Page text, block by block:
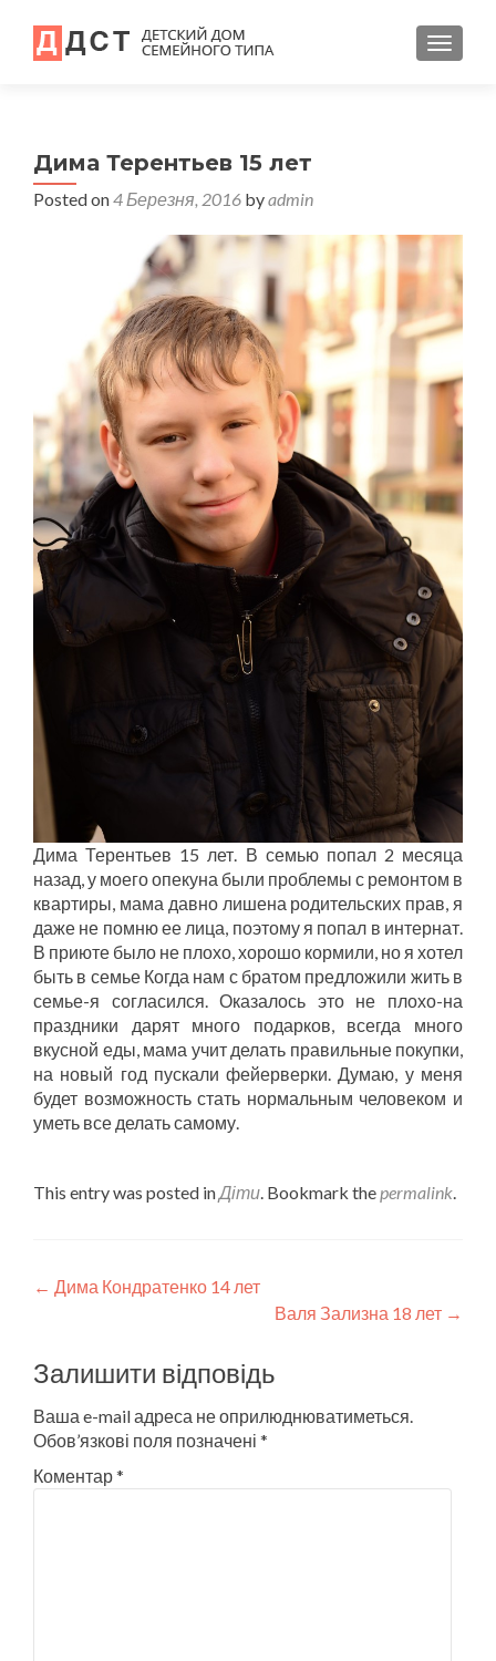
Дима Терентьев 15 лет
Posted on4 Березня, 2016 byadmin
Дима Терентьев 15 лет. В семью попал 2 месяца
назад, у моего опекуна были проблемы с ремонтом в
квартиры, мама давно лишена родительских прав, я
даже не помню ее лица, поэтому я попал в интернат.
В приюте было не плохо, хорошо кормили, но я хотел
быть в семье Когда нам с братом предложили жить в
семье-я согласился. Оказалось это не плохо-на
праздники дарят много подарков, всегда много
вкусной еды, мама учит делать правильные покупки,
на новый год пускали фейерверки. Думаю, у меня
будет возможность стать нормальным человеком и
уметь все делать самому.
This entry was posted in Діти . Bookmark the permalink
Post
← Дима Кондратенко 14 лет
Валя Зализна 18 лет →
Залишити відповідь
Ваша e-mail адреса не оприлюднюватиметься.
Обов’язкові поля позначені *
Коментар*